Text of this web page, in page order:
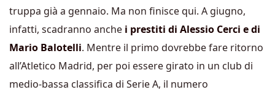
truppa già a gennaio. Ma non finisce qui. A giugno,
infatti, scadranno anche i prestiti di Alessio Cerci e di
Mario Balotelli. Mentre il primo dovrebbe fare ritorno
all’Atletico Madrid, per poi essere girato in un club di
medio-bassa classifica di Serie A, il numero